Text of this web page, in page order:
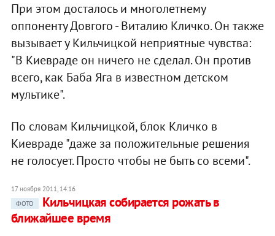
При этом досталось и многолетнему
оппоненту Довгого - Виталию Кличко. Он также
вызывает у Кильчицкой неприятные чувства:
"В Киевраде он ничего не сделал. Он против
всего, как Баба Яга в известном детском
мультике".
По словам Кильчицкой, блок Кличко в
Киевраде "даже за положительные решения
не голосует. Просто чтобы не быть со всеми".
17 ноября 2011, 14:16
ФОТО
Кильчицкая собирается рожать в
ближайшее время